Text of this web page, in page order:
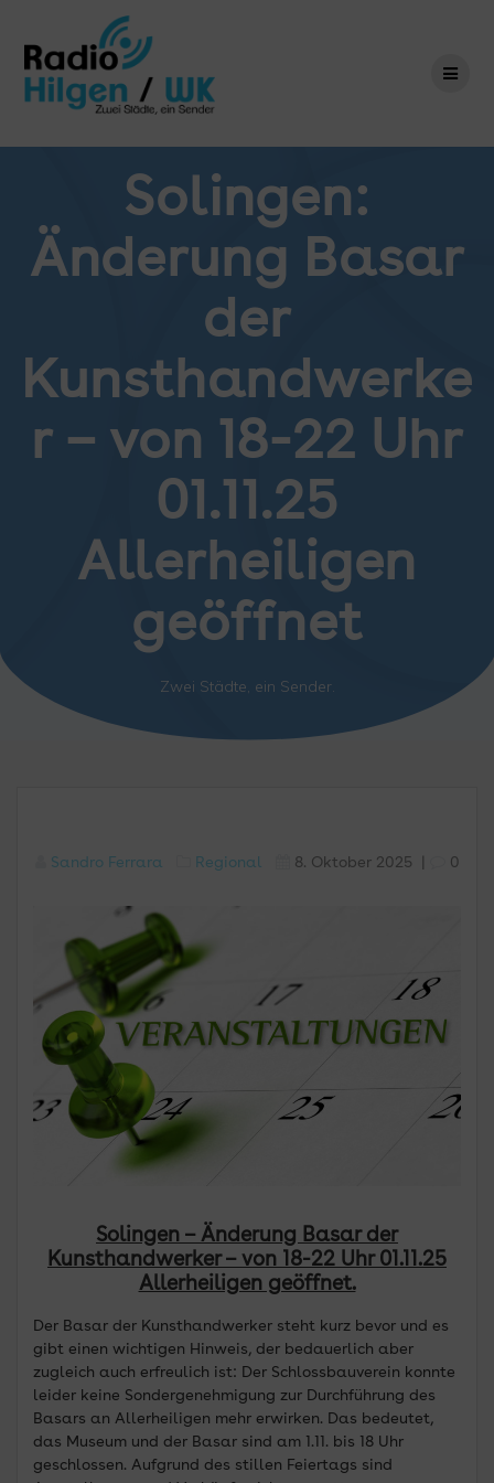
springen
Solingen:
Änderung Basar
der
Kunsthandwerke
r – von 18-22 Uhr
01.11.25
Allerheiligen
geöffnet
Zwei Städte, ein Sender.
Sandro Ferrara Regional 8. Oktober 2025 0
Solingen – Änderung Basar der
Kunsthandwerker – von 18-22 Uhr 01.11.25
Allerheiligen geöffnet.
Der Basar der Kunsthandwerker steht kurz bevor und es
gibt einen wichtigen Hinweis, der bedauerlich aber
zugleich auch erfreulich ist: Der Schlossbauverein konnte
leider keine Sondergenehmigung zur Durchführung des
Basars an Allerheiligen mehr erwirken. Das bedeutet,
das Museum und der Basar sind am 1.11. bis 18 Uhr
geschlossen. Aufgrund des stillen Feiertags sind